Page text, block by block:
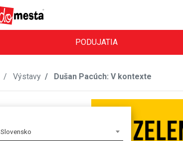
PODUJATIA
Výstavy Dušan Pacúch: V kontexte
Slovensko